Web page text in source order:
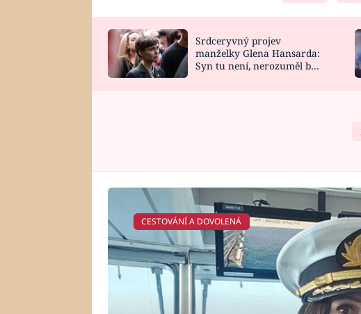
HOROSKOP NA
CELEBRITY
VAŘENÍ
Srdceryvný projev
manželky Glena Hansarda:
Syn tu není, nerozuměl by
CESTOVÁNÍ A DOVOLENÁ